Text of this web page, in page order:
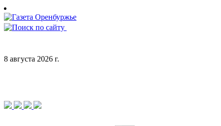
Skip
to
content
8 августа 2026 г.